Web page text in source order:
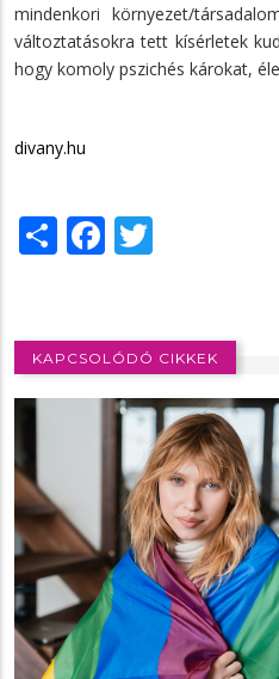
mindenkori környezet/
változtatásokra tett kísérletek
hogy komoly pszichés károkat,
divany.hu
ShareFacebook
KAPCSOLÓDÓ CIKKEK